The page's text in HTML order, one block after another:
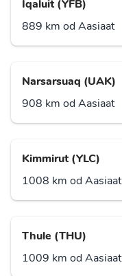
Iqaluit (YFB)
889 km od Aasiaat
Narsarsuaq (UAK)
908 km od Aasiaat
Kimmirut (YLC)
1008 km od Aasiaat
Thule (THU)
1009 km od Aasiaat